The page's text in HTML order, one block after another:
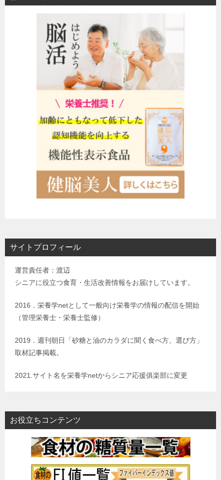
サイトプロフィール
運営責任者：渡辺
シニアに役立つ食育・生活改善情報をお届けしています。
2016．栄養学netとして一般向け栄養学の情報の配信を開始
（管理栄養士・栄養士監修）
2019．週刊朝日「砂糖と油のカラダに聞く食べ方、選び方」
取材記事掲載。
2021.サイト名を栄養学netからシニア応援俱楽部に変更
お役立ちコンテンツ